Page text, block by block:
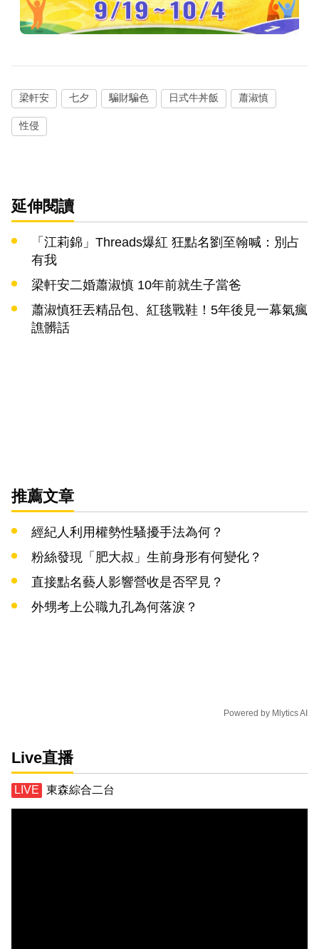
梁軒安 七夕 騙財騙色 日式牛丼飯 蕭淑慎
性侵
延伸閱讀
「江莉錦」Threads爆紅 狂點名劉至翰喊：別占
有我
梁軒安二婚蕭淑慎 10年前就生子當爸
蕭淑慎狂丟精品包、紅毯戰鞋！5年後見一幕氣瘋
譙髒話
推薦文章
經紀人利用權勢性騷擾手法為何？
粉絲發現「肥大叔」生前身形有何變化？
直接點名藝人影響營收是否罕見？
外甥考上公職九孔為何落淚？
Powered by Mlytics AI
Live直播
東森綜合二台